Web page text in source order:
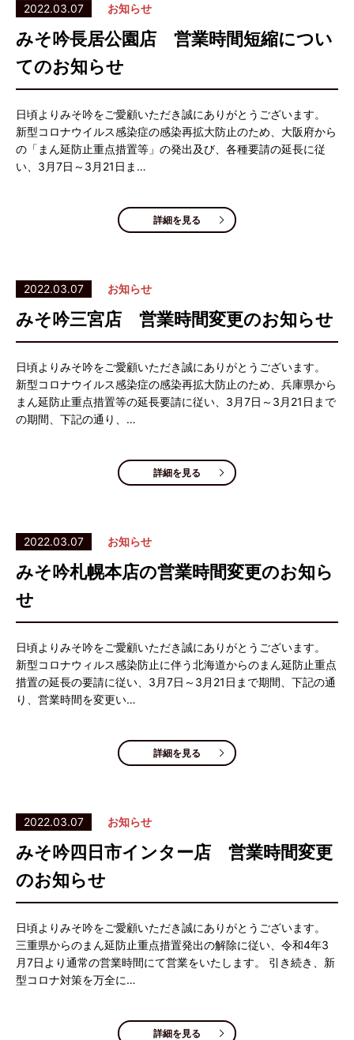
2022.03.07 お知らせ
みそ吟長居公園店 営業時間短縮につい
てのお知らせ
日頃よりみそ吟をご愛顧いただき誠にありがとうございます。
新型コロナウイルス感染症の感染再拡大防止のため、大阪府から
の「まん延防止重点措置等」の発出及び、各種要請の延長に従
い、3月7日～3月21日ま…
詳細を見る
2022.03.07 お知らせ
みそ吟三宮店 営業時間変更のお知らせ
日頃よりみそ吟をご愛顧いただき誠にありがとうございます。
新型コロナウイルス感染症の感染再拡大防止のため、兵庫県から
まん延防止重点措置等の延長要請に従い、3月7日～3月21日まで
の期間、下記の通り、…
詳細を見る
2022.03.07 お知らせ
みそ吟札幌本店の営業時間変更のお知ら
せ
日頃よりみそ吟をご愛顧いただき誠にありがとうございます。
新型コロナウィルス感染防止に伴う北海道からのまん延防止重点
措置の延長の要請に従い、3月7日～3月21日まで期間、下記の通
り、営業時間を変更い…
詳細を見る
2022.03.07 お知らせ
みそ吟四日市インター店 営業時間変更
のお知らせ
日頃よりみそ吟をご愛顧いただき誠にありがとうございます。
三重県からのまん延防止重点措置発出の解除に従い、令和4年3
月7日より通常の営業時間にて営業をいたします。 引き続き、新
型コロナ対策を万全に…
詳細を見る